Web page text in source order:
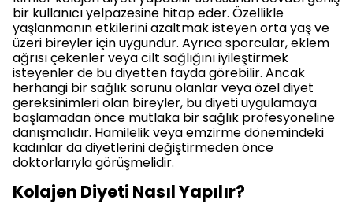
bir kullanıcı yelpazesine hitap eder. Özellikle
yaşlanmanın etkilerini azaltmak isteyen orta yaş ve
üzeri bireyler için uygundur. Ayrıca sporcular, eklem
ağrısı çekenler veya cilt sağlığını iyileştirmek
isteyenler de bu diyetten fayda görebilir. Ancak
herhangi bir sağlık sorunu olanlar veya özel diyet
gereksinimleri olan bireyler, bu diyeti uygulamaya
başlamadan önce mutlaka bir sağlık profesyoneline
danışmalıdır. Hamilelik veya emzirme dönemindeki
kadınlar da diyetlerini değiştirmeden önce
doktorlarıyla görüşmelidir.
Kolajen Diyeti Nasıl Yapılır?